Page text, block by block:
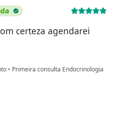
certeza agendarei
• Primeira consulta Endocrinologia